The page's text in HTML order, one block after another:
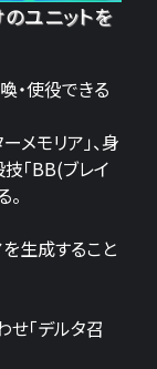
ユニットを
・使役できる
メモリア」、身
「BB(ブレイ
生成すること
「デルタ召